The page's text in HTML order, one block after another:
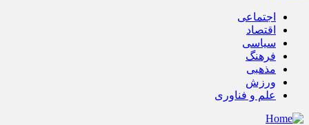
اجتماعی
اقتصاد
سیاسی
فرهنگ
مذهبی
ورزش
علم و فناوری